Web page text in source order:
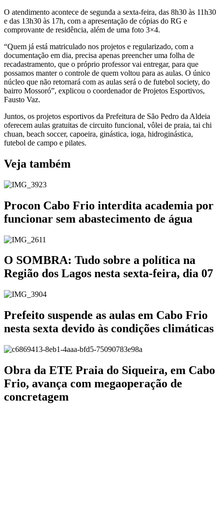
O atendimento acontece de segunda a sexta-feira, das 8h30 às 11h30
e das 13h30 às 17h, com a apresentação de cópias do RG e
comprovante de residência, além de uma foto 3×4.
“Quem já está matriculado nos projetos e regularizado, com a
documentação em dia, precisa apenas preencher uma folha de
recadastramento, que o próprio professor vai entregar, para que
possamos manter o controle de quem voltou para as aulas. O único
núcleo que não retornará com as aulas será o de futebol society, do
bairro Mossoró”, explicou o coordenador de Projetos Esportivos,
Fausto Vaz.
Juntos, os projetos esportivos da Prefeitura de São Pedro da Aldeia
oferecem aulas gratuitas de circuito funcional, vôlei de praia, tai chi
chuan, beach soccer, capoeira, ginástica, ioga, hidroginástica,
futebol de campo e pilates.
Veja também
Procon Cabo Frio interdita academia por
funcionar sem abastecimento de água
O SOMBRA: Tudo sobre a política na
Região dos Lagos nesta sexta-feira, dia 07
Prefeito suspende as aulas em Cabo Frio
nesta sexta devido às condições climáticas
Obra da ETE Praia do Siqueira, em Cabo
Frio, avança com megaoperação de
concretagem